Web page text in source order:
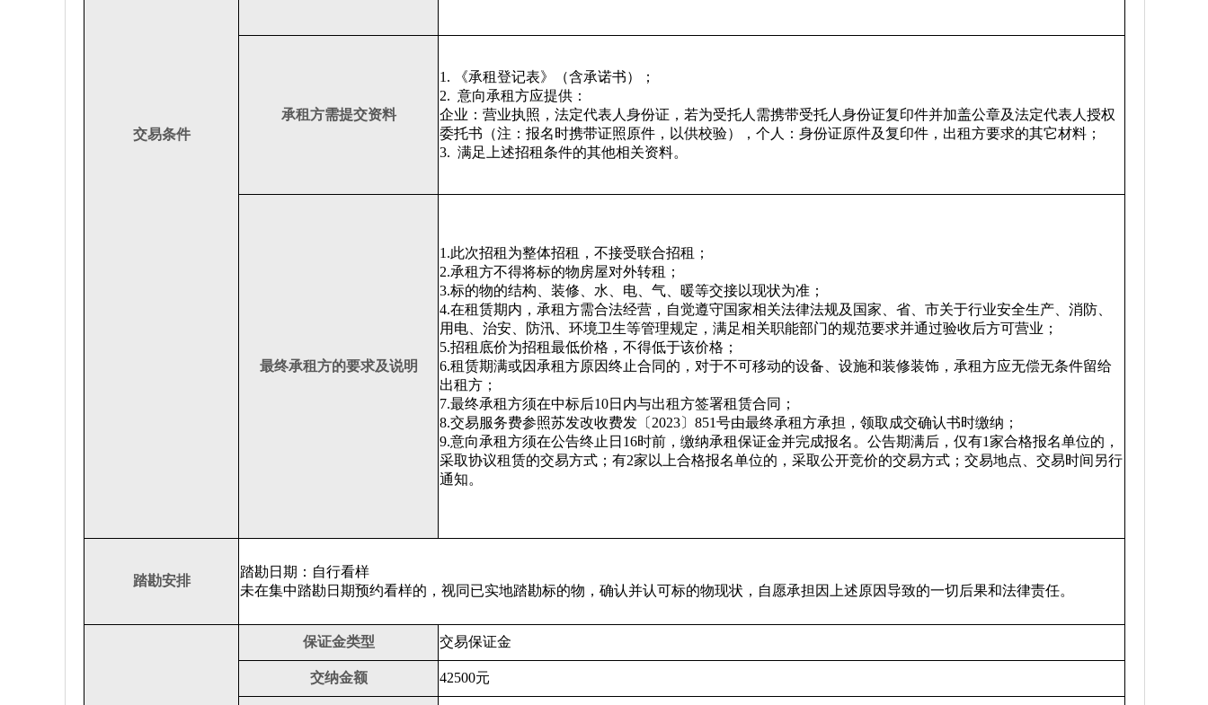
交易条件
承租方需提交资料
1. 《承租登记表》（含承诺书）；
2. 意向承租方应提供：
企业：营业执照，法定代表人身份证，若为受托人需携带受托人身份证复印件并加盖公章及法定代表人授权
委托书（注：报名时携带证照原件，以供校验），个人：身份证原件及复印件，出租方要求的其它材料；
3. 满足上述招租条件的其他相关资料。
最终承租方的要求及说明
1.此次招租为整体招租，不接受联合招租；
2.承租方不得将标的物房屋对外转租；
3.标的物的结构、装修、水、电、气、暖等交接以现状为准；
4.在租赁期内，承租方需合法经营，自觉遵守国家相关法律法规及国家、省、市关于行业安全生产、消防、
用电、治安、防汛、环境卫生等管理规定，满足相关职能部门的规范要求并通过验收后方可营业；
5.招租底价为招租最低价格，不得低于该价格；
6.租赁期满或因承租方原因终止合同的，对于不可移动的设备、设施和装修装饰，承租方应无偿无条件留给
出租方；
7.最终承租方须在中标后10日内与出租方签署租赁合同；
8.交易服务费参照苏发改收费发〔2023〕851号由最终承租方承担，领取成交确认书时缴纳；
9.意向承租方须在公告终止日16时前，缴纳承租保证金并完成报名。公告期满后，仅有1家合格报名单位的，
采取协议租赁的交易方式；有2家以上合格报名单位的，采取公开竞价的交易方式；交易地点、交易时间另行
通知。
踏勘安排
踏勘日期：自行看样
未在集中踏勘日期预约看样的，视同已实地踏勘标的物，确认并认可标的物现状，自愿承担因上述原因导致的一切后果和法律责任。
保证金类型 交易保证金
交纳金额 42500元